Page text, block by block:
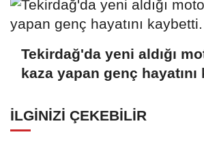
Tekirdağ'da yeni aldığı
kaza yapan genç
İLGINIZI ÇEKEBILIR